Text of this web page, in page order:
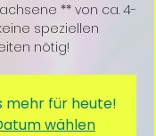
** von ca. 4-
speziellen
mehr für heute!
wählen